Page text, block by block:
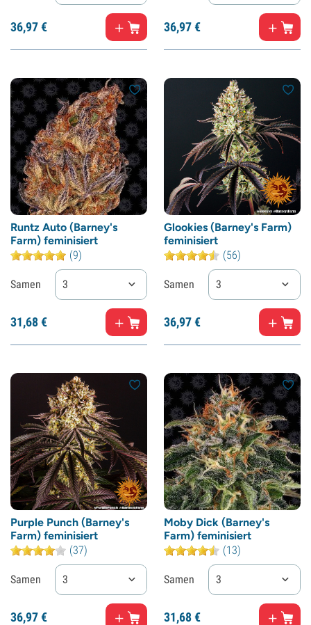
36,97€ 36,97€
Runtz Auto (Barney's
Farm) feminisiert
(9)
Samen 3
31,68€
Glookies (Barney's Farm)
feminisiert
(56)
Samen 3
36,97€
Purple Punch (Barney's
Farm) feminisiert
(37)
Samen 3
36,97€
Moby Dick (Barney's
Farm) feminisiert
(13)
Samen 3
31,68€